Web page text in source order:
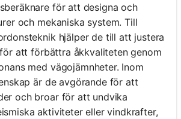
för att designa och
och mekaniska system. Till
hjälper de till att justera
att förbättra åkkvaliteten genom
med vägojämnheter. Inom
är de avgörande för att
och broar för att undvika
aktiviteter eller vindkrafter,